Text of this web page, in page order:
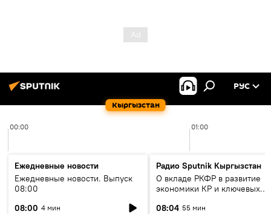
Кыргызстан
РУС
00:00 01:00
Ежедневные новости
Ежедневные новости. Выпуск
08:00
08:00 4 мин
Радио Sputnik Кыргызстан
О вкладе РКФР в развитие
экономики КР и ключевых
08:04 55 мин